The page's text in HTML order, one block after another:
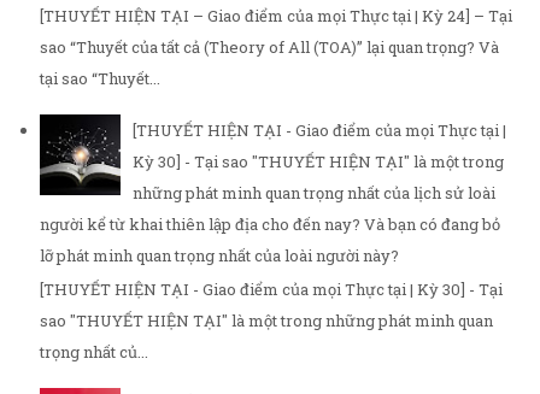
[THUYẾT HIỆN TẠI – Giao điểm của mọi Thực tại | Kỳ 24] – Tại
sao “Thuyết của tất cả (Theory of All (TOA)” lại quan trọng? Và
tại sao “Thuyết...
[THUYẾT HIỆN TẠI - Giao điểm của mọi Thực tại |
Kỳ 30] - Tại sao "THUYẾT HIỆN TẠI" là một trong
những phát minh quan trọng nhất của lịch sử loài
người kể từ khai thiên lập địa cho đến nay? Và bạn có đang bỏ
lỡ phát minh quan trọng nhất của loài người này?
[THUYẾT HIỆN TẠI - Giao điểm của mọi Thực tại | Kỳ 30] - Tại
sao "THUYẾT HIỆN TẠI" là một trong những phát minh quan
trọng nhất củ...